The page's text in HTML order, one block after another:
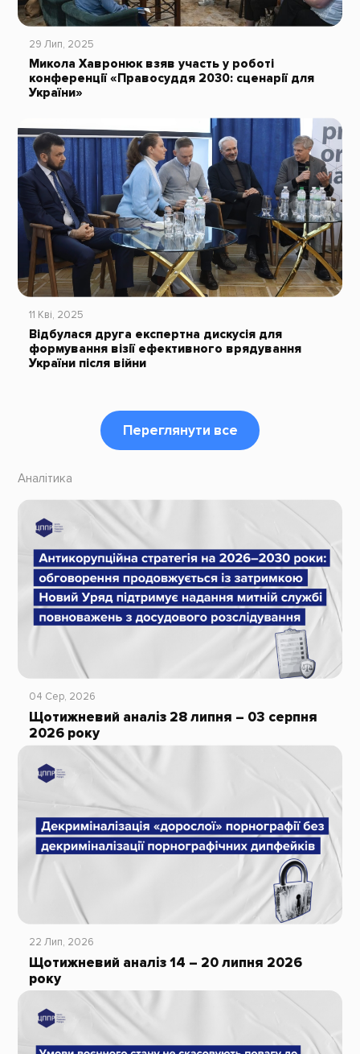
29 Лип, 2025
Микола Хавронюк взяв участь у роботі
конференції «Правосуддя 2030: сценарії для
України»
11 Кві, 2025
Відбулася друга експертна дискусія для
формування візії ефективного врядування
України після війни
Переглянути все
Аналітика
04 Сер, 2026
Щотижневий аналіз 28 липня – 03 серпня
2026 року
22 Лип, 2026
Щотижневий аналіз 14 – 20 липня 2026
року